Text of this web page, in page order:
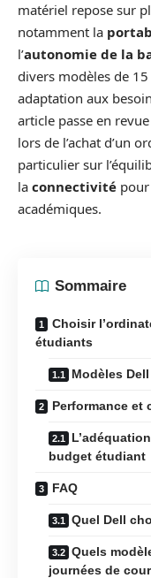
matériel repose sur
notamment la
l’autonomie de la
divers modèles de
adaptation aux
article passe en
lors de l’achat d’un
particulier sur
la connectivité
académiques.
Sommaire
Choisir
étudiants
Modèles
Performance et
budget étudiant
FAQ
Quel Dell
Quels
journées de